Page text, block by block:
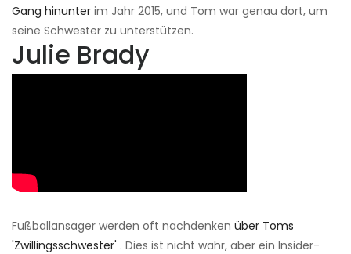
Gang hinunter im Jahr 2015, und Tom war genau dort, um
seine Schwester zu unterstützen.
Julie Brady
Fußballansager werden oft nachdenken über Toms
'Zwillingsschwester' . Dies ist nicht wahr, aber ein Insider-